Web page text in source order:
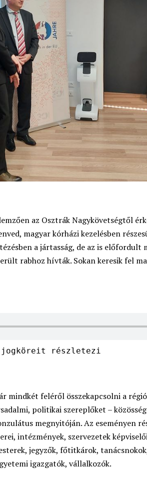
az Osztrák Nagykövetségtől
magyar kórházi kezelésben
a jártasság, de az is előfordult
rabhoz hívták. Sokan keresik fel
jogköreit részletezi
feléről összekapcsolni a
politikai szereplőket –
megnyitóján. Az eseményen
intézmények, szervezetek
jegyzők, főtitkárok,
igazgatók, vállalkozók.